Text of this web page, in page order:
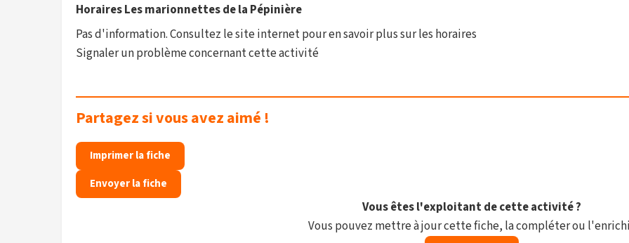
Horaires Les marionnettes de la Pépinière
Pas d'information. Consultez le site internet pour en savoir plus sur les horaires
Signaler un problème concernant cette activité
Partagez si vous avez aimé !
Imprimer la fiche
Envoyer la fiche
Vous êtes l'exploitant de cette activité ?
Vous pouvez mettre à jour cette fiche, la compléter ou